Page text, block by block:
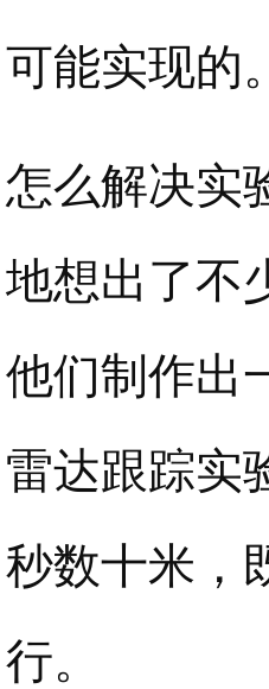
可能实现的。
怎么解决实
地想出了不
他们制作出
雷达跟踪实
秒数十米，
行。